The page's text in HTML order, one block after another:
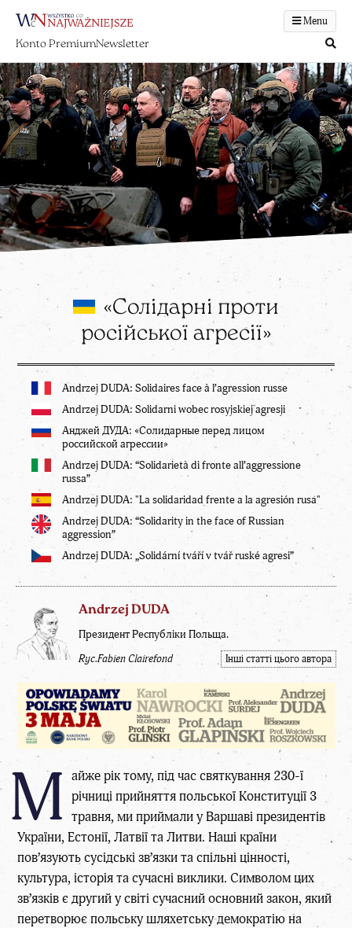
Menu
Konto PremiumNewsletter
«Солідарні проти
російської агресії»
Andrzej DUDA: Solidaires face à l’agression russe
Andrzej DUDA: Solidarni wobec rosyjskiej agresji
Анджей ДУДА: «Солидарные перед лицом
российской агрессии»
Andrzej DUDA: “Solidarietà di fronte all’aggressione
russa”
Andrzej DUDA: "La solidaridad frente a la agresión rusa"
Andrzej DUDA: “Solidarity in the face of Russian
aggression”
Andrzej DUDA: „Solidární tváří v tvář ruské agresi”
Andrzej DUDA
Президент Республіки Польща.
Ryc.Fabien Clairefond Інші статті цього автора
М айже рік тому, під час святкування 230-ї
річниці прийняття польської Конституції 3
травня, ми приймали у Варшаві президентів
України, Естонії, Латвії та Литви. Наші країни
пов’язують сусідські зв’язки та спільні цінності,
культура, історія та сучасні виклики. Символом цих
зв’язків є другий у світі сучасний основний закон, який
перетворює польську шляхетську демократію на